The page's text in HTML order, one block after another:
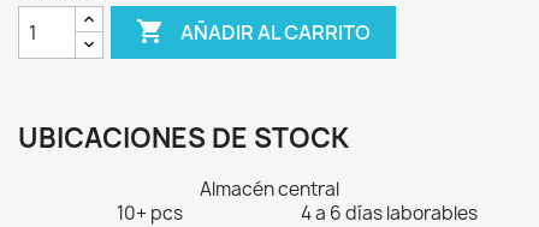
 AÑADIR AL CARRITO
UBICACIONES DE STOCK
Almacén central
10+ pcs
4 a 6 días laborables